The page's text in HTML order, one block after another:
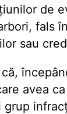
de
fals
sau
avea